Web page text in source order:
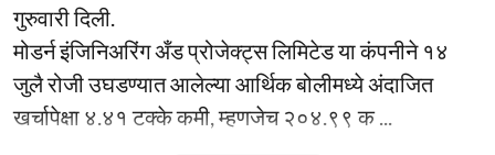
गुरुवारी दिली.
मोडर्न इंजिनिअरिंग अँड प्रोजेक्ट्स लिमिटेड या कंपनीने १४
जुलै रोजी उघडण्यात आलेल्या आर्थिक बोलीमध्ये अंदाजित
खर्चापेक्षा ४.४१ टक्के कमी, म्हणजेच २०४.९९ क ...